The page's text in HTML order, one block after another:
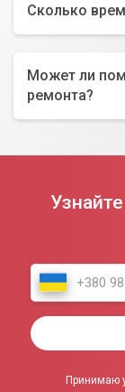
Сколько
Может ли
ремонта?
Принимаю